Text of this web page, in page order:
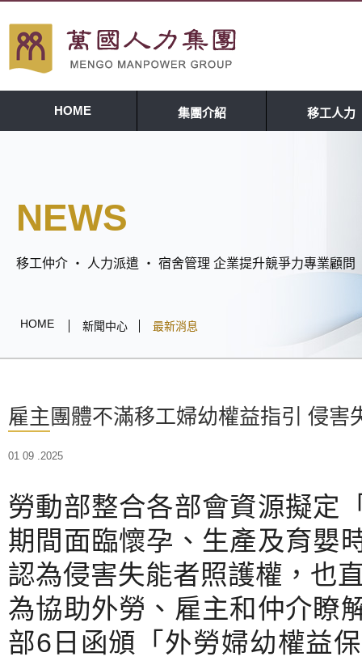
HOME 集團介紹 移工人力
NEWS
移工仲介 ‧ 人力派遣 ‧ 宿舍管理 企業提升競爭力專業顧問
HOME 新聞中心 最新消息
雇主團體不滿移工婦幼權益指引 侵害
01 09 .2025
勞動部整合各部會資源擬定
期間面臨懷孕、生產及育嬰
認為侵害失能者照護權，也
為協助外勞、雇主和仲介瞭
部6日函頒「外勞婦幼權益